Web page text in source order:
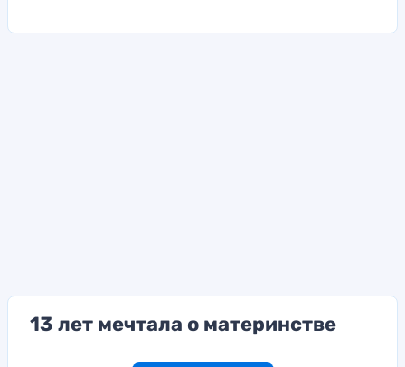
13 лет мечтала о материнстве